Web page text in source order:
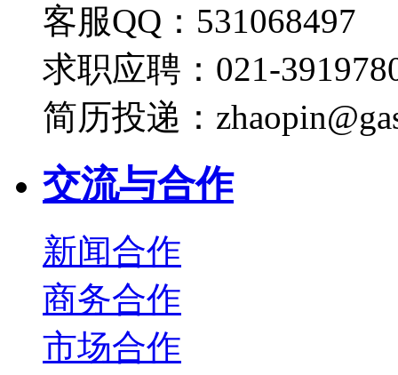
客服QQ：531068497
求职应聘：021-
简历投递：
交流与合作
新闻合作
商务合作
市场合作